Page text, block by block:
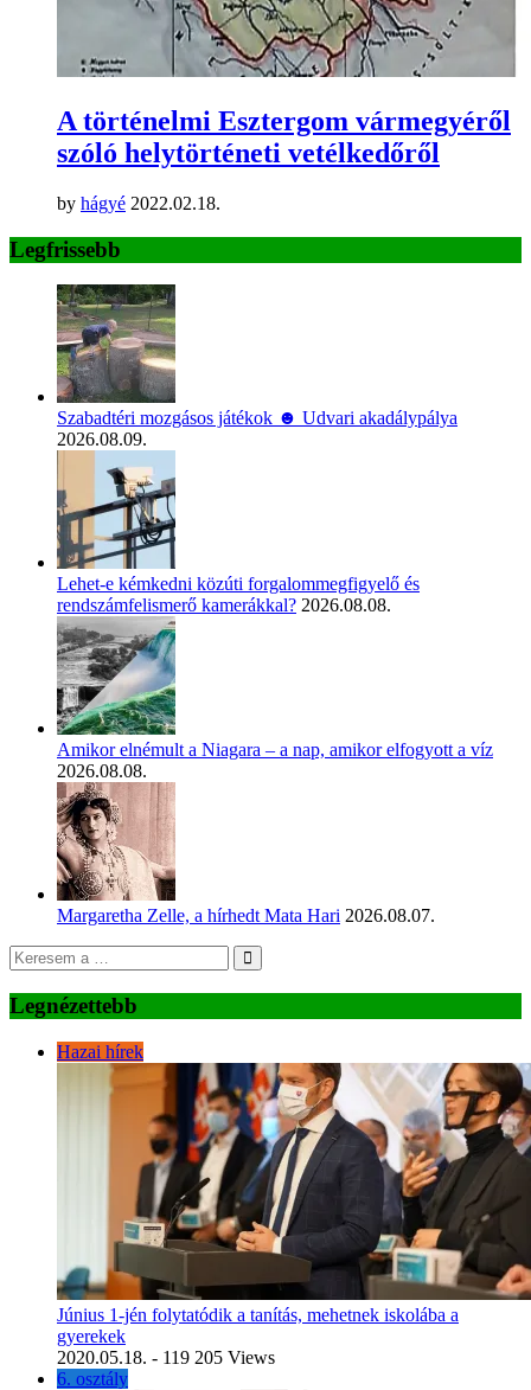
A történelmi Esztergom vármegyéről
szóló helytörténeti vetélkedőről
by hágyé 2022.02.18.
Legfrissebb
Szabadtéri mozgásos játékok ☻ Udvari akadálypálya
2026.08.09.
Lehet-e kémkedni közúti forgalommegfigyelő és
rendszámfelismerő kamerákkal? 2026.08.08.
Amikor elnémult a Niagara – a nap, amikor elfogyott a víz
2026.08.08.
Margaretha Zelle, a hírhedt Mata Hari 2026.08.07.
Legnézettebb
Hazai hírek
Június 1-jén folytatódik a tanítás, mehetnek iskolába a
gyerekek
2020.05.18. - 119 205 Views
6. osztály